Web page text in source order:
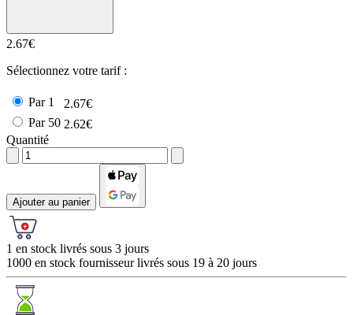
2.67€
Sélectionnez votre tarif :
Par 1
2.67€
Par 50 2.62€
Quantité
Ajouter au panier
1 en stock livrés sous 3 jours
1000 en stock fournisseur livrés sous 19 à 20 jours